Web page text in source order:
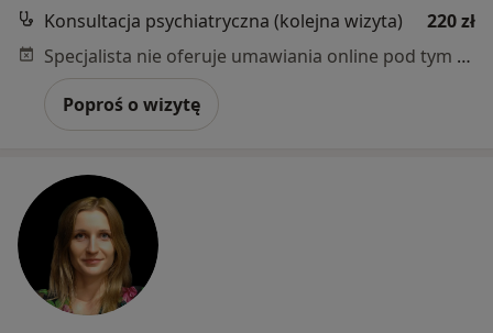
Konsultacja psychiatryczna (kolejna wizyta)
220 zł
Specjalista nie oferuje umawiania online pod tym adresem.
Poproś o wizytę